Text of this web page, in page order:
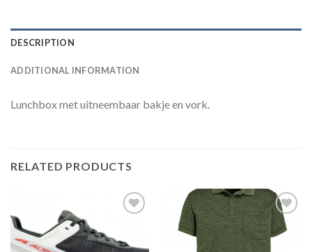
DESCRIPTION
ADDITIONAL INFORMATION
Lunchbox met uitneembaar bakje en vork.
RELATED PRODUCTS
verlanglijst
Toevoegen
aan
verlanglijst